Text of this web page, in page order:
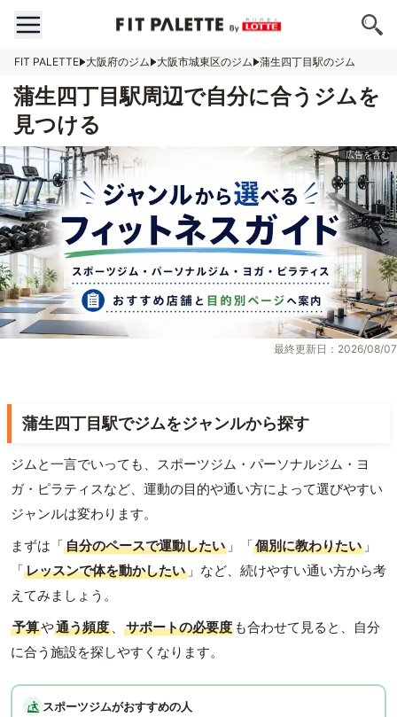
FIT PALETTE 大阪府のジム 大阪市城東区のジム 蒲生四丁目駅のジム
蒲生四丁目駅周辺で自分に合うジムを
見つける
最終更新日：2026/08/07
蒲生四丁目駅でジムをジャンルから探す
ジムと一言でいっても、スポーツジム・パーソナルジム・ヨ
ガ・ピラティスなど、運動の目的や通い方によって選びやすい
ジャンルは変わります。
まずは「自分のペースで運動したい 」「個別に教わりたい 」
「レッスンで体を動かしたい 」など、続けやすい通い方から考
えてみましょう。
予算や通う頻度 、 サポートの必要度 も合わせて見ると、自分
に合う施設を探しやすくなります。
スポーツジムがおすすめの人